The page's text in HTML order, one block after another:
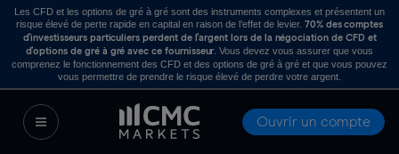
Les CFD et les options de gré à gré sont des instruments complexes et présentent un
risque élevé de perte rapide en capital en raison de l’effet de levier. 70% des comptes
d’investisseurs particuliers perdent de l’argent lors de la négociation de CFD et
d’options de gré à gré avec ce fournisseur . Vous devez vous assurer que vous
comprenez le fonctionnement des CFD et des options de gré à gré et que vous pouvez
vous permettre de prendre le risque élevé de perdre votre argent.
Ouvrir un compte